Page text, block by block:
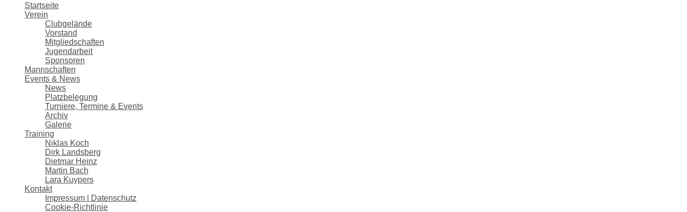
Startseite
Verein
Clubgelände
Vorstand
Mitgliedschaften
Jugendarbeit
Sponsoren
Mannschaften
Events & News
News
Platzbelegung
Turniere, Termine & Events
Archiv
Galerie
Training
Niklas Koch
Dirk Landsberg
Dietmar Heinz
Martin Bach
Lara Kuypers
Kontakt
Impressum | Datenschutz
Cookie-Richtlinie